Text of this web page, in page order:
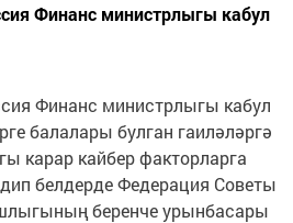
Финанс министрлыгы кабул
Финанс министрлыгы кабул
балалары булган гаиләләргә
карар кайбер факторларга
белдерде Федерация Советы
беренче урынбасары